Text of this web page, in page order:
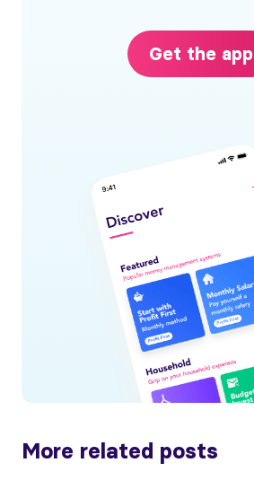
Get the app
More related posts